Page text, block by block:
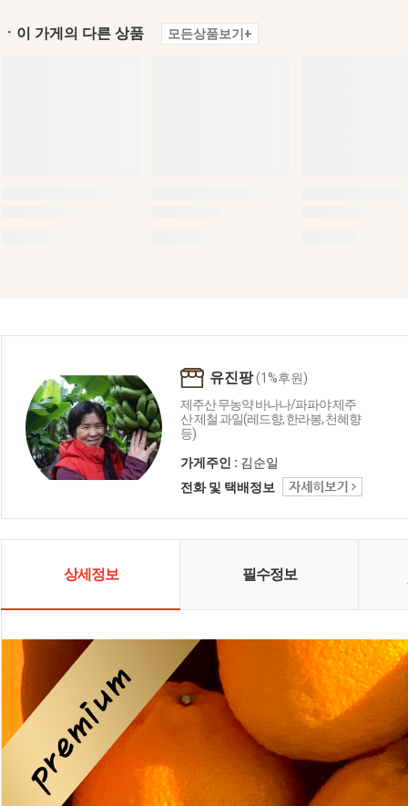
ㆍ이 가게의 다른 상품 모든상품보기+
유진팡(1%후원)
제주산 무농약 바나나/파파야 제주
산 제철 과일(레드향, 한라봉, 천혜향
등)
가게주인 : 김순일
전화 및 택배정보
상세정보 필수정보